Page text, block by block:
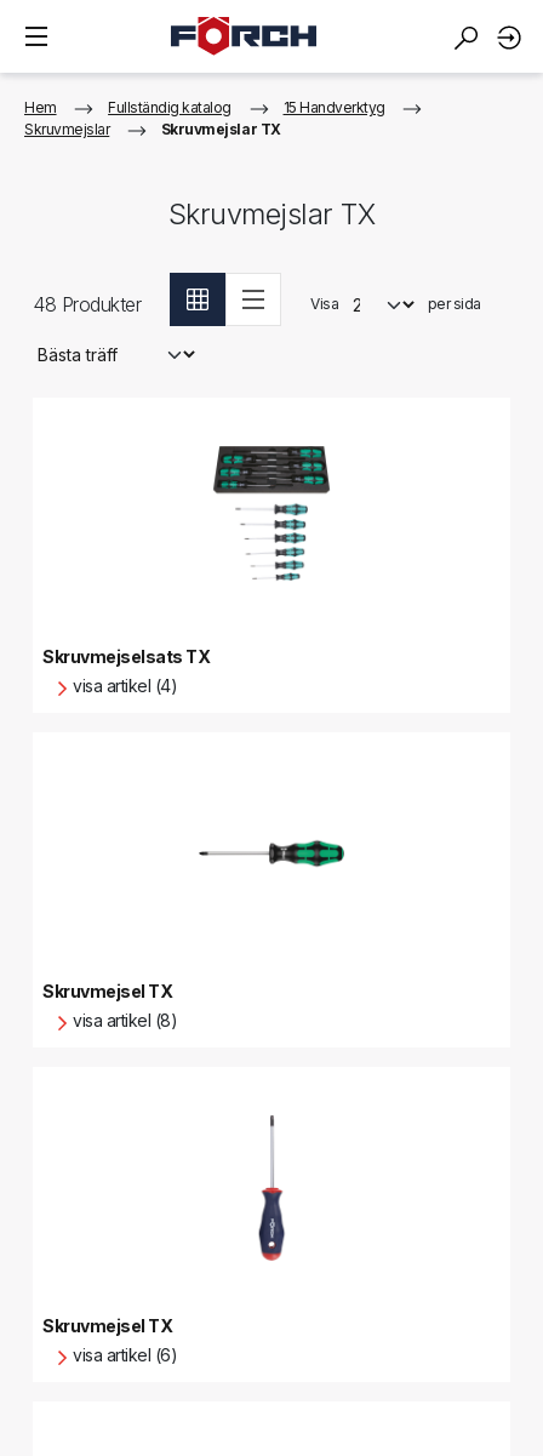
Hem Fullständig katalog
15 Handverktyg
Skruvmejslar
Skruvmejslar TX
Skruvmejslar TX
48 Produkter Visa per sida
Skruvmejselsats TX
visa artikel (4)
Skruvmejsel TX
visa artikel (8)
Skruvmejsel TX
visa artikel (6)